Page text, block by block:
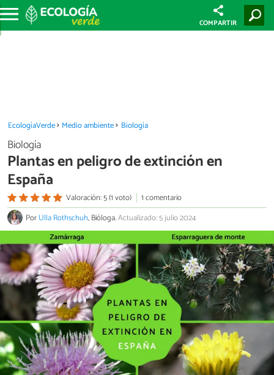
COMPARTIR
EcologíaVerde Medio ambiente Biología
Biología
Plantas en peligro de extinción en
España
Valoración: 5 (1 voto)
1 comentario
PorUlla Rothschuh, Bióloga.Actualizado: 5 julio 2024